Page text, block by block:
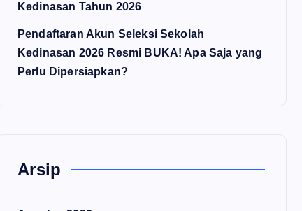
Kedinasan Tahun 2026
Pendaftaran Akun Seleksi Sekolah
Kedinasan 2026 Resmi BUKA! Apa Saja yang
Perlu Dipersiapkan?
Arsip